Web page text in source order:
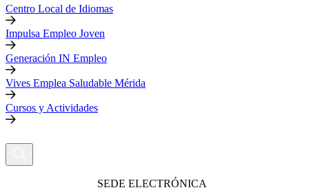
Centro Local de Idiomas
Impulsa Empleo Joven
Generación IN Empleo
Vives Emplea Saludable Mérida
Cursos y Actividades
SEDE ELECTRÓNICA